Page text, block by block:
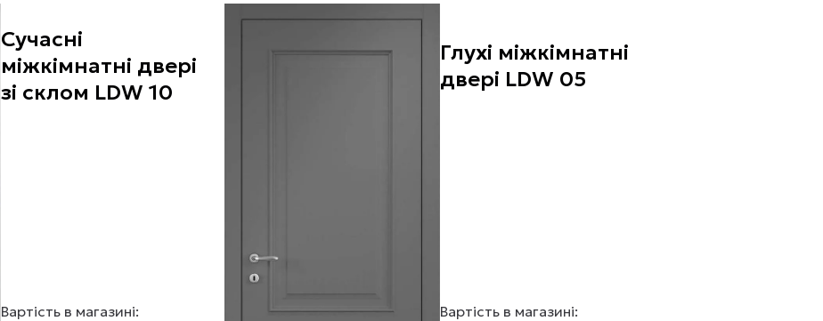
Сучасні
міжкімнатні двері
зі склом LDW 10
Вартість в магазині:
Глухі міжкімнатні
двері LDW 05
Вартість в магазині: